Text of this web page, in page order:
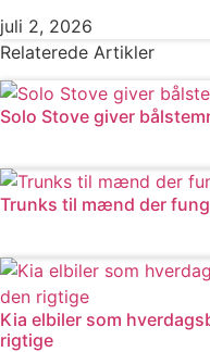
juli 2, 2026
Relaterede Artikler
Solo Stove giver
Trunks til mænd der
Kia elbiler som
rigtige